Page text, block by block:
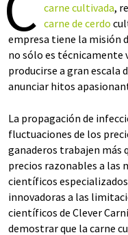
carne cultivada,
carne de cerdo
empresa tiene la misión
no sólo es técnicamente
producirse a gran escala
anunciar hitos
La propagación de
fluctuaciones de los
ganaderos trabajen más
precios razonables a las
científicos
innovadoras a las
científicos de Clever
demostrar que la carne